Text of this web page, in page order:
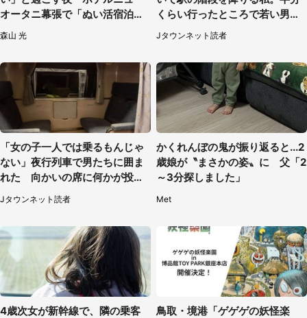
オータニ幕張で「ぬい活宿泊プ
ラン」開始【8／8～3／31】
森山 光
くらい行ったところで若い男性
が...（埼玉県・50代女性）
Jタウンネット読者
「女の子一人では乗るもんじゃ
ない」夜行列車で男たちに囲ま
れた 向かいの席に何かが投げ
られて（秋田県・60代女性）
Jタウンネット読者
かくれんぼの鬼が振り返ると...2
歳娘が〝まさかの姿〟に 父「2
～3分探しました」
Met
4歳次女が新幹線で、隣の乗客
鳥取・境港「ゲゲゲの妖怪楽